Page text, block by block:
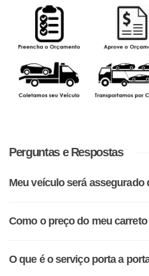
Perguntas e Respostas
Meu veículo será
Como o preço do meu
O que é o serviço porta a